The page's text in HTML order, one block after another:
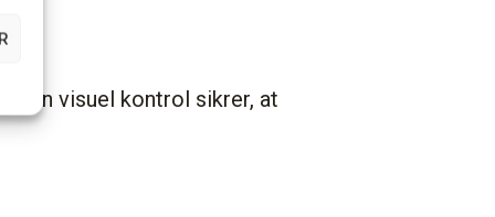
visuel kontrol sikrer, at